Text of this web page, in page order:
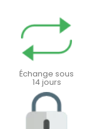
Échange sous
14 jours